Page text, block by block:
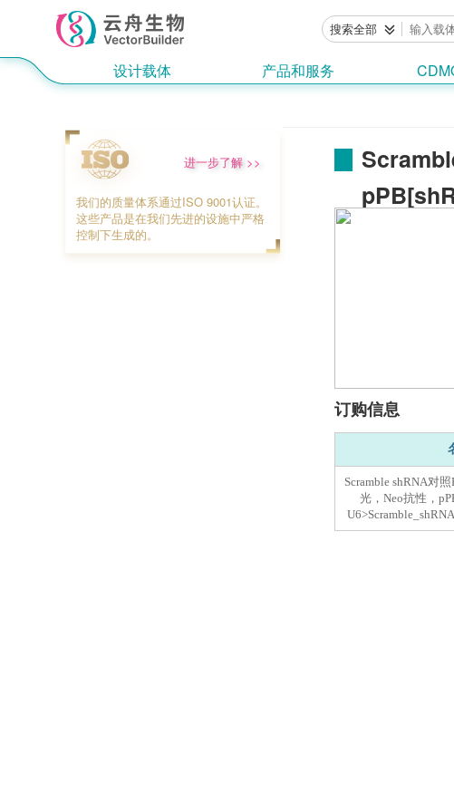
搜索全部
设计载体 产品和服务
进一步了解 >>
我们的质量体系通过ISO 9001认证。
这些产品是在我们先进的设施中严格
控制下生成的。
订购信息
Scramble shRNA对
光，Neo抗性，